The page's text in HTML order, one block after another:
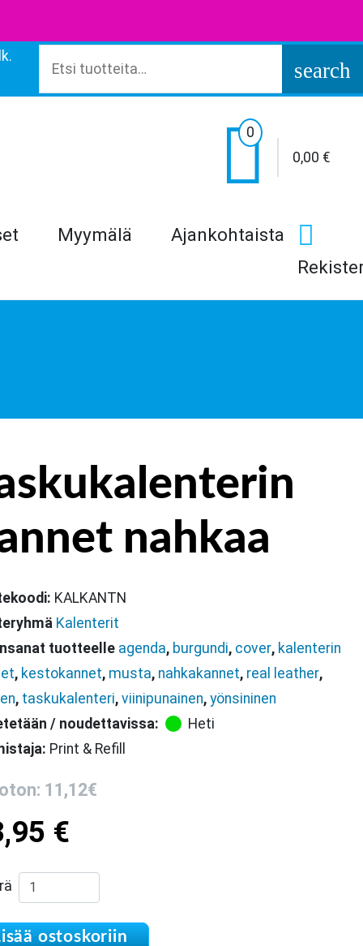
search

0
0,00 €
Myymälä
Ajankohtaista
nahkaa
KALKANTN
Kalenterit
tuotteelle agenda, burgundi, cover, kalenterin
, kestokannet, musta, nahkakannet, real leather,
, taskukalenteri, viinipunainen, yönsininen
/ noudettavissa:
Heti
Print & Refill
11,12€
€
Taskukalenterin kannet nahkaa määrä
ostoskoriin